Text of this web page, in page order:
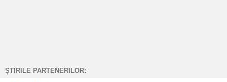
ȘTIRILE PARTENERILOR: